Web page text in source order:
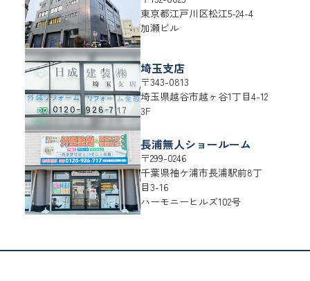
東京都江戸川区松江5-24-4
加瀬ビル
埼玉支店
〒343-0813
埼玉県越谷市越ヶ谷1丁目4-12
3F
長浦無人ショールーム
〒299-0246
千葉県袖ケ浦市長浦駅前8丁
目3-16
ハーモニーヒルズ102号